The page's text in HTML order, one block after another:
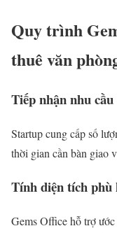
Quy trình
thuê văn
Tiếp nhận nhu cầu
Startup cung cấp số
thời gian cần bàn giao
Tính diện tích phù
Gems Office hỗ trợ